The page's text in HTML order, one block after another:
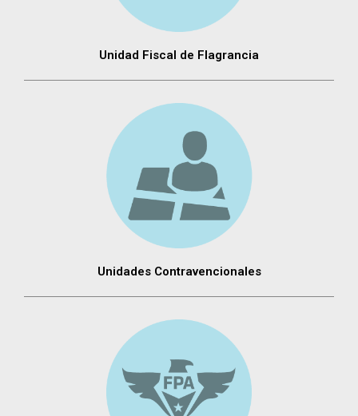
Unidad Fiscal de Flagrancia
Unidades Contravencionales